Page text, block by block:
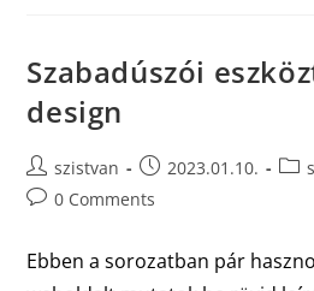
Szabadúszói
design
szistvan 2023.01.10.
0 Comments
Ebben a sorozatban pár